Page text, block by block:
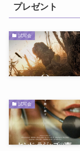
プレゼント
試写会
試写会